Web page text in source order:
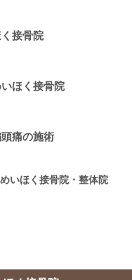
接骨院
ほく接骨院
痛の施術
いほく接骨院・整体院